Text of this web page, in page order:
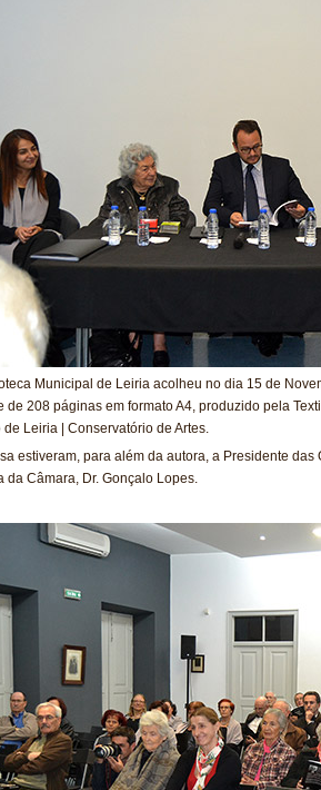
Municipal de Leiria acolheu no dia 15 de
de 208 páginas em formato A4, produzido pela
de Leiria | Conservatório de Artes.
estiveram, para além da autora, a Presidente
da Câmara, Dr. Gonçalo Lopes.